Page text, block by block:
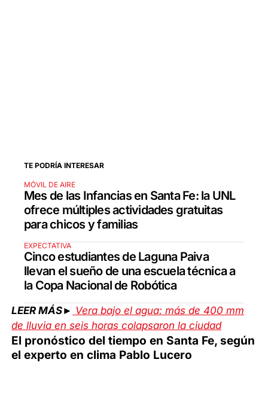
TE PODRÍA INTERESAR
MÓVIL DE AIRE
Mes de las Infancias en Santa Fe: la UNL
ofrece múltiples actividades gratuitas
para chicos y familias
EXPECTATIVA
Cinco estudiantes de Laguna Paiva
llevan el sueño de una escuela técnica a
la Copa Nacional de Robótica
LEER MÁS► Vera bajo el agua: más de 400 mm
de lluvia en seis horas colapsaron la ciudad
El pronóstico del tiempo en Santa Fe, según
el experto en clima Pablo Lucero